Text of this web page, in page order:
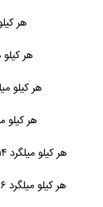
هر کیلو میلگرد
هر کیلو میلگرد ۸ قزوین
هر کیلو میلگرد ۱۰ قزوین ۱۲ متری
هر کیلو میلگرد ۱۲ قزوین ۱۲
هر کیلو میلگرد ۱۴ ذوب آهن / نیشابور ۱۲ متری ۱۵ ۳۷,۰۰۰ (۰.۰۰%)۰
هر کیلو میلگرد ۱۶ ذوب آهن / نیشابور ۱۲ متری ۱۹ ۳۷,۰۰۰ (۰.۰۰%)۰